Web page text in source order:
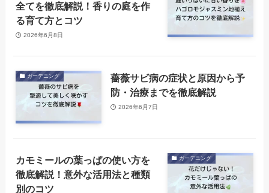
全てを徹底解説！香りの庭を作
る育て方とコツ
2026年6月8日
ガーデニング
薔薇サビ病の症状と原因から予
防・治療までを徹底解説
2026年6月7日
ガーデニング
カモミールの葉っぱの使い方を
徹底解説！意外な活用法と種類
別のコツ